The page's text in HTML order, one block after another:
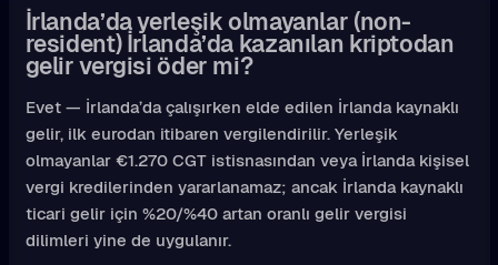
İrlanda’da yerleşik olmayanlar (non-
resident) İrlanda’da kazanılan kriptodan
gelir vergisi öder mi?
Evet — İrlanda’da çalışırken elde edilen İrlanda kaynaklı
gelir, ilk eurodan itibaren vergilendirilir. Yerleşik
olmayanlar €1.270 CGT istisnasından veya İrlanda kişisel
vergi kredilerinden yararlanamaz; ancak İrlanda kaynaklı
ticari gelir için %20/%40 artan oranlı gelir vergisi
dilimleri yine de uygulanır.